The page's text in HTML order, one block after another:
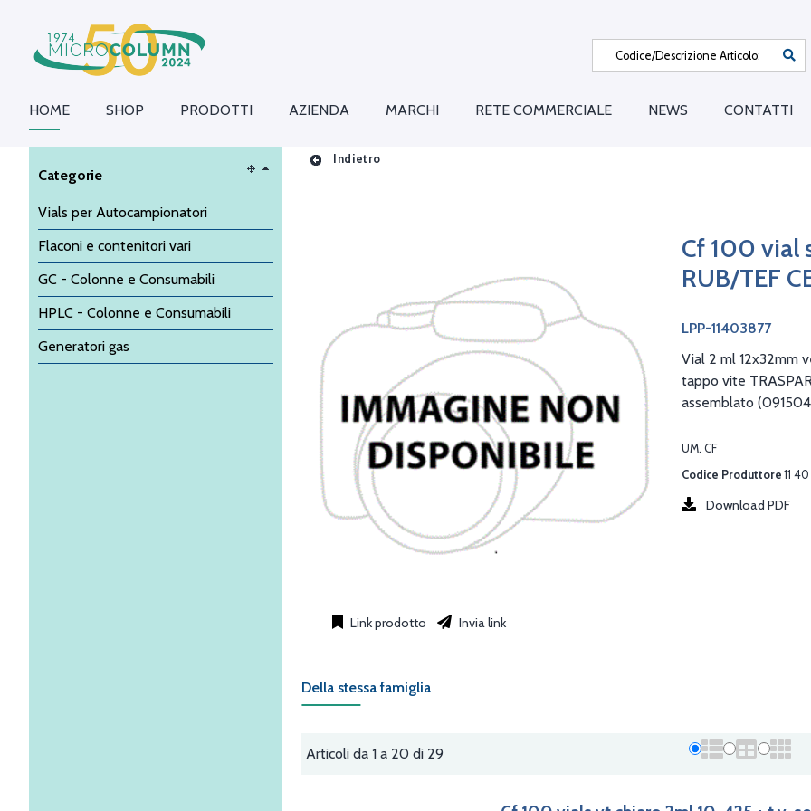
HOME SHOP PRODOTTI AZIENDA MARCHI RETE COMMERCIALE NEWS CONTATTI
Categorie
Vials per Autocampionatori
Flaconi e contenitori vari
GC - Colonne e Consumabili
HPLC - Colonne e Consumabili
Generatori gas
Indietro
Cf 100 vial
RUB/TEF
LPP-11403877
Vial 2 ml 12x32mm
tappo vite
assemblato
UM. CF
Download PDF
Codice Produttore 11
Link prodotto Invia link
Della stessa famiglia
Articoli da 1 a 20 di 29